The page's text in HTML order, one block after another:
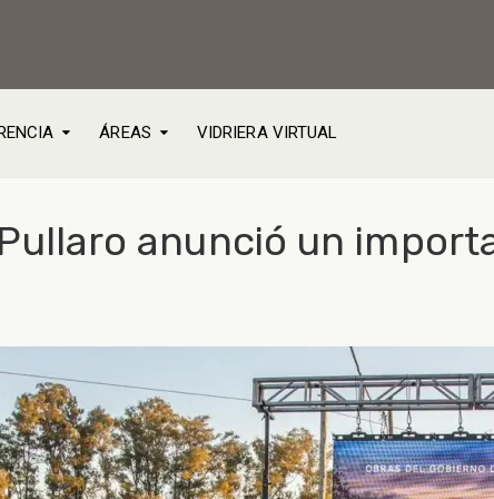
ÁREAS VIDRIERA VIRTUAL
anunció un